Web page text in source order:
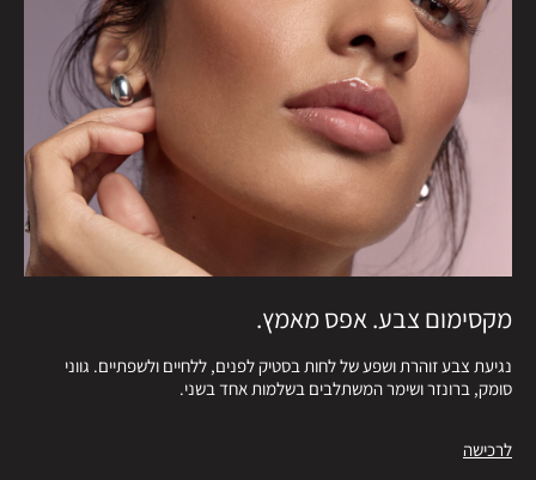
מקסימום צבע. אפס מאמץ.
נגיעת צבע זוהרת ושפע של לחות בסטיק לפנים, ללחיים ולשפתיים. גווני
סומק, ברונזר ושימר המשתלבים בשלמות אחד בשני.
לרכישה